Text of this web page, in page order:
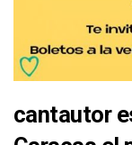
cantautor